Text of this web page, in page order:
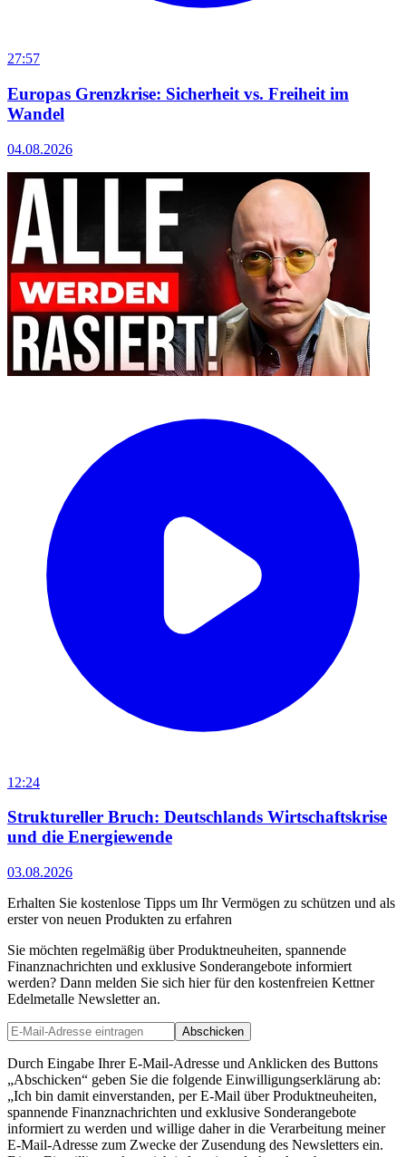
27:57
Europas Grenzkrise: Sicherheit vs. Freiheit im
Wandel
04.08.2026
12:24
Struktureller Bruch: Deutschlands Wirtschaftskrise
und die Energiewende
03.08.2026
Erhalten Sie kostenlose Tipps um Ihr Vermögen zu schützen und als
erster von neuen Produkten zu erfahren
Sie möchten regelmäßig über Produktneuheiten, spannende
Finanznachrichten und exklusive Sonderangebote informiert
werden? Dann melden Sie sich hier für den kostenfreien Kettner
Edelmetalle Newsletter an.
Abschicken
Durch Eingabe Ihrer E-Mail-Adresse und Anklicken des Buttons
„Abschicken“ geben Sie die folgende Einwilligungserklärung ab:
„Ich bin damit einverstanden, per E-Mail über Produktneuheiten,
spannende Finanznachrichten und exklusive Sonderangebote
informiert zu werden und willige daher in die Verarbeitung meiner
E-Mail-Adresse zum Zwecke der Zusendung des Newsletters ein.